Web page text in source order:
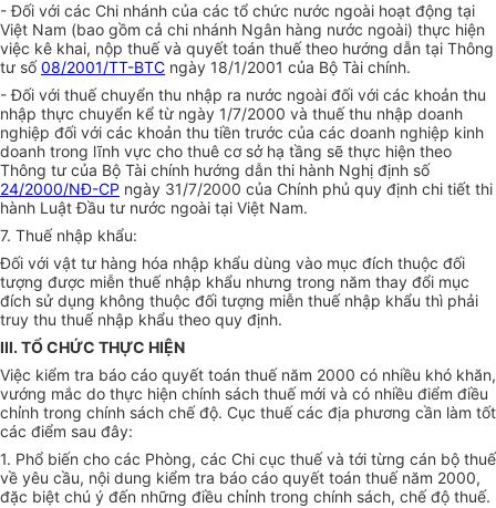
- Đối với các Chi nhánh của các tổ chức nước ngoài hoạt động tại
Việt Nam (bao gồm cả chi nhánh Ngân hàng nước ngoài) thực hiện
việc kê khai, nộp thuế và quyết toán thuế theo hướng dẫn tại Thông
tư số08/2001/TT-BTC ngày 18/1/2001 của Bộ Tài chính.
- Đối với thuế chuyển thu nhập ra nước ngoài đối với các khoản thu
nhập thực chuyển kể từ ngày 1/7/2000 và thuế thu nhập doanh
nghiệp đối với các khoản thu tiền trước của các doanh nghiệp kinh
doanh trong lĩnh vực cho thuê cơ sở hạ tầng sẽ thực hiện theo
Thông tư của Bộ Tài chính hướng dẫn thi hành Nghị định số
24/2000/NĐ-CP ngày 31/7/2000 của Chính phủ quy định chi tiết thi
hành Luật Đầu tư nước ngoài tại Việt Nam.
7. Thuế nhập khẩu:
Đối với vật tư hàng hóa nhập khẩu dùng vào mục đích thuộc đối
tượng được miễn thuế nhập khẩu nhưng trong năm thay đổi mục
đích sử dụng không thuộc đối tượng miễn thuế nhập khẩu thì phải
truy thu thuế nhập khẩu theo quy định.
III. TỔ CHỨC THỰC HIỆN
Việc kiểm tra báo cáo quyết toán thuế năm 2000 có nhiều khó khăn,
vướng mắc do thực hiện chính sách thuế mới và có nhiều điểm điều
chỉnh trong chính sách chế độ. Cục thuế các địa phương cần làm tốt
các điểm sau đây:
1. Phổ biến cho các Phòng, các Chi cục thuế và tới từng cán bộ thuế
về yêu cầu, nội dung kiểm tra báo cáo quyết toán thuế năm 2000,
đặc biệt chú ý đến những điều chỉnh trong chính sách, chế độ thuế.